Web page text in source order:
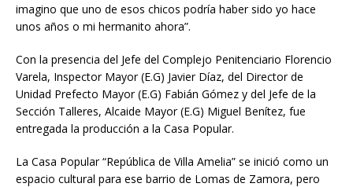
imagino que uno de esos chicos podría haber sido yo hace
unos años o mi hermanito ahora”.
Con la presencia del Jefe del Complejo Penitenciario Florencio
Varela, Inspector Mayor (E.G) Javier Díaz, del Director de
Unidad Prefecto Mayor (E.G) Fabián Gómez y del Jefe de la
Sección Talleres, Alcaide Mayor (E.G) Miguel Benítez, fue
entregada la producción a la Casa Popular.
La Casa Popular “República de Villa Amelia” se inició como un
espacio cultural para ese barrio de Lomas de Zamora, pero